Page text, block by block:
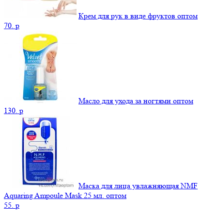
Крем для рук в виде фруктов оптом
70. p
Масло для ухода за ногтями оптом
130. p
Маска для лица увлажняющая NMF
Aquaring Ampoule Mask 25 мл. оптом
55. p